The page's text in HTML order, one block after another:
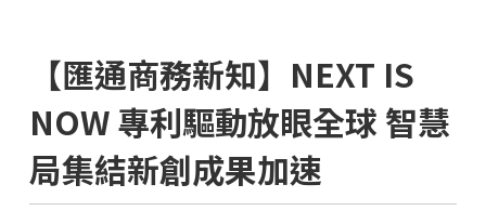
【匯通商務新知】NEXT IS
NOW 專利驅動放眼全球 智慧
局集結新創成果加速